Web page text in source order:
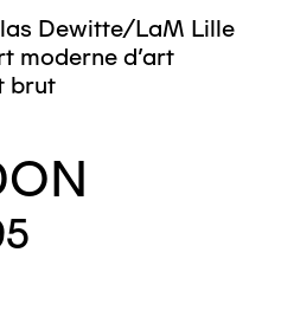
Dewitte/LaM Lille
moderne d’art
brut